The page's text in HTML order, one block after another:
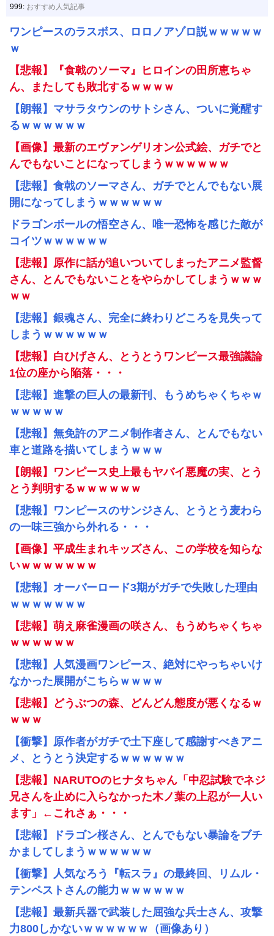
999: おすすめ人気記事
ワンピースのラスボス、ロロノアゾロ説ｗｗｗｗｗ
ｗ
【悲報】『食戟のソーマ』ヒロインの田所恵ちゃ
ん、またしても敗北するｗｗｗｗ
【朗報】マサラタウンのサトシさん、ついに覚醒す
るｗｗｗｗｗｗ
【画像】最新のエヴァンゲリオン公式絵、ガチでと
んでもないことになってしまうｗｗｗｗｗｗ
【悲報】食戟のソーマさん、ガチでとんでもない展
開になってしまうｗｗｗｗｗｗ
ドラゴンボールの悟空さん、唯一恐怖を感じた敵が
コイツｗｗｗｗｗｗ
【悲報】原作に話が追いついてしまったアニメ監督
さん、とんでもないことをやらかしてしまうｗｗｗ
ｗｗ
【悲報】銀魂さん、完全に終わりどころを見失って
しまうｗｗｗｗｗｗ
【悲報】白ひげさん、とうとうワンピース最強議論
1位の座から陥落・・・
【悲報】進撃の巨人の最新刊、もうめちゃくちゃｗ
ｗｗｗｗｗ
【悲報】無免許のアニメ制作者さん、とんでもない
車と道路を描いてしまうｗｗｗ
【朗報】ワンピース史上最もヤバイ悪魔の実、とう
とう判明するｗｗｗｗｗｗ
【悲報】ワンピースのサンジさん、とうとう麦わら
の一味三強から外れる・・・
【画像】平成生まれキッズさん、この学校を知らな
いｗｗｗｗｗｗｗ
【悲報】オーバーロード3期がガチで失敗した理由
ｗｗｗｗｗｗｗ
【悲報】萌え麻雀漫画の咲さん、もうめちゃくちゃ
ｗｗｗｗｗｗ
【悲報】人気漫画ワンピース、絶対にやっちゃいけ
なかった展開がこちらｗｗｗｗ
【悲報】どうぶつの森、どんどん態度が悪くなるｗ
ｗｗｗ
【衝撃】原作者がガチで土下座して感謝すべきアニ
メ、とうとう決定するｗｗｗｗｗｗ
【悲報】NARUTOのヒナタちゃん「中忍試験でネジ
兄さんを止めに入らなかった木ノ葉の上忍が一人い
ます」←これさぁ・・・
【悲報】ドラゴン桜さん、とんでもない暴論をブチ
かましてしまうｗｗｗｗｗｗ
【衝撃】人気なろう『転スラ』の最終回、リムル・
テンペストさんの能力ｗｗｗｗｗｗ
【悲報】最新兵器で武装した屈強な兵士さん、攻撃
力800しかないｗｗｗｗｗｗ（画像あり）